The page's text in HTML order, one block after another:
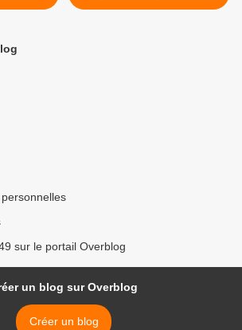
le 28
sur le portail Overblog
un blog sur Overblog
Créer un blog